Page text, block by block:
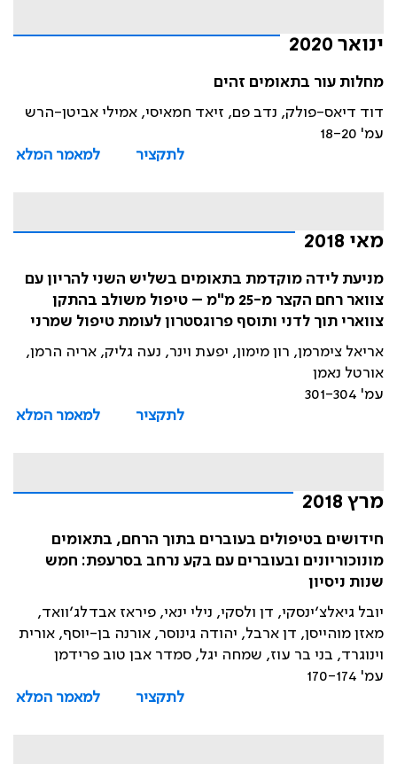
ינואר 2020
מחלות עור בתאומים זהים
דוד דיאס-פולק, נדב פם, זיאד חמאיסי, אמילי אביטן-הרש
עמ' 18-20
לתקציר
למאמר המלא
מאי 2018
מניעת לידה מוקדמת בתאומים בשליש השני להריון עם
צוואר רחם הקצר מ-25 מ"מ – טיפול משולב בהתקן
צווארי תוך לדני ותוסף פרוגסטרון לעומת טיפול שמרני
אריאל צימרמן, רון מימון, יפעת וינר, נעה גליק, אריה הרמן,
אורטל נאמן
עמ' 301-304
לתקציר
למאמר המלא
מרץ 2018
חידושים בטיפולים בעוברים בתוך הרחם, בתאומים
מונוכוריונים ובעוברים עם בקע נרחב בסרעפת: חמש
שנות ניסיון
יובל גיאלצ׳ינסקי, דן ולסקי, נילי ינאי, פיראז אבדלג׳וואד,
מאזן מוהייסן, דן ארבל, יהודה גינוסר, אורנה בן-יוסף, אורית
וינוגרד, בני בר עוז, שמחה יגל, סמדר אבן טוב פרידמן
עמ' 170-174
לתקציר
למאמר המלא